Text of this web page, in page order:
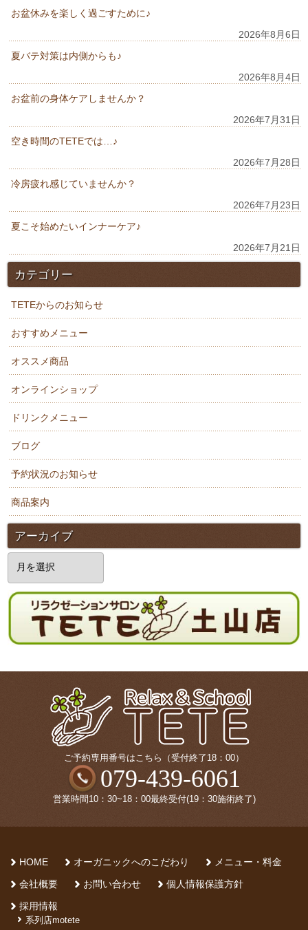
お盆休みを楽しく過ごすために♪
2026年8月6日
夏バテ対策は内側からも♪
2026年8月4日
お盆前の身体ケアしませんか？
2026年7月31日
空き時間のTETEでは…♪
2026年7月28日
冷房疲れ感じていませんか？
2026年7月23日
夏こそ始めたいインナーケア♪
2026年7月21日
カテゴリー
TETEからのお知らせ
おすすめメニュー
オススメ商品
オンラインショップ
ドリンクメニュー
ブログ
予約状況のお知らせ
商品案内
アーカイブ
イ
ご予約専用番号はこちら（受付終了18：00）
079-439-6061
営業時間10：30~18：00最終受付(19：30施術終了)
HOME オーガニックへのこだわり メニュー・料金
会社概要 お問い合わせ 個人情報保護方針
採用情報
系列店motete